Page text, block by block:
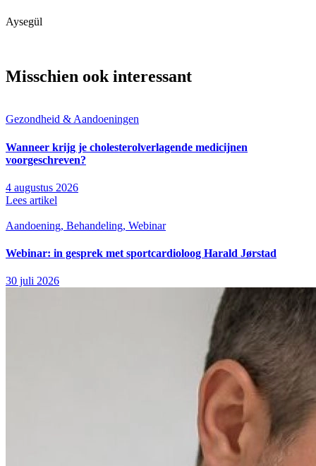
Aysegül
Misschien ook interessant
Gezondheid & Aandoeningen
Wanneer krijg je cholesterolverlagende medicijnen
voorgeschreven?
4 augustus 2026
Lees artikel
Aandoening, Behandeling, Webinar
Webinar: in gesprek met sportcardioloog Harald Jørstad
30 juli 2026